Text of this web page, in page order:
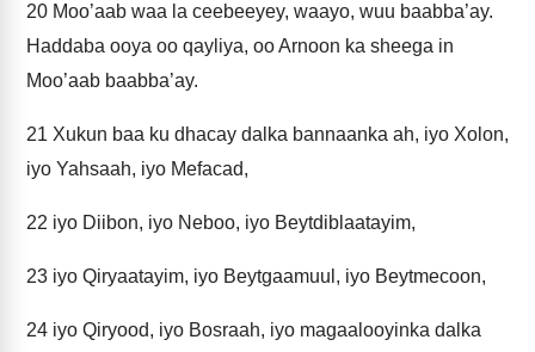
20 Moo’aab waa la ceebeeyey, waayo, wuu baabba’ay.
Haddaba ooya oo qayliya, oo Arnoon ka sheega in
Moo’aab baabba’ay.
21 Xukun baa ku dhacay dalka bannaanka ah, iyo Xolon,
iyo Yahsaah, iyo Mefacad,
22 iyo Diibon, iyo Neboo, iyo Beytdiblaatayim,
23 iyo Qiryaatayim, iyo Beytgaamuul, iyo Beytmecoon,
24 iyo Qiryood, iyo Bosraah, iyo magaalooyinka dalka